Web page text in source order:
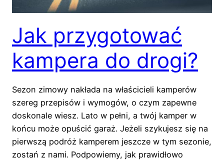
Jak przygotować
kampera do drogi?
Sezon zimowy nakłada na właścicieli kamperów
szereg przepisów i wymogów, o czym zapewne
doskonale wiesz. Lato w pełni, a twój kamper w
końcu może opuścić garaż. Jeżeli szykujesz się na
pierwszą podróż kamperem jeszcze w tym sezonie,
zostań z nami. Podpowiemy, jak prawidłowo